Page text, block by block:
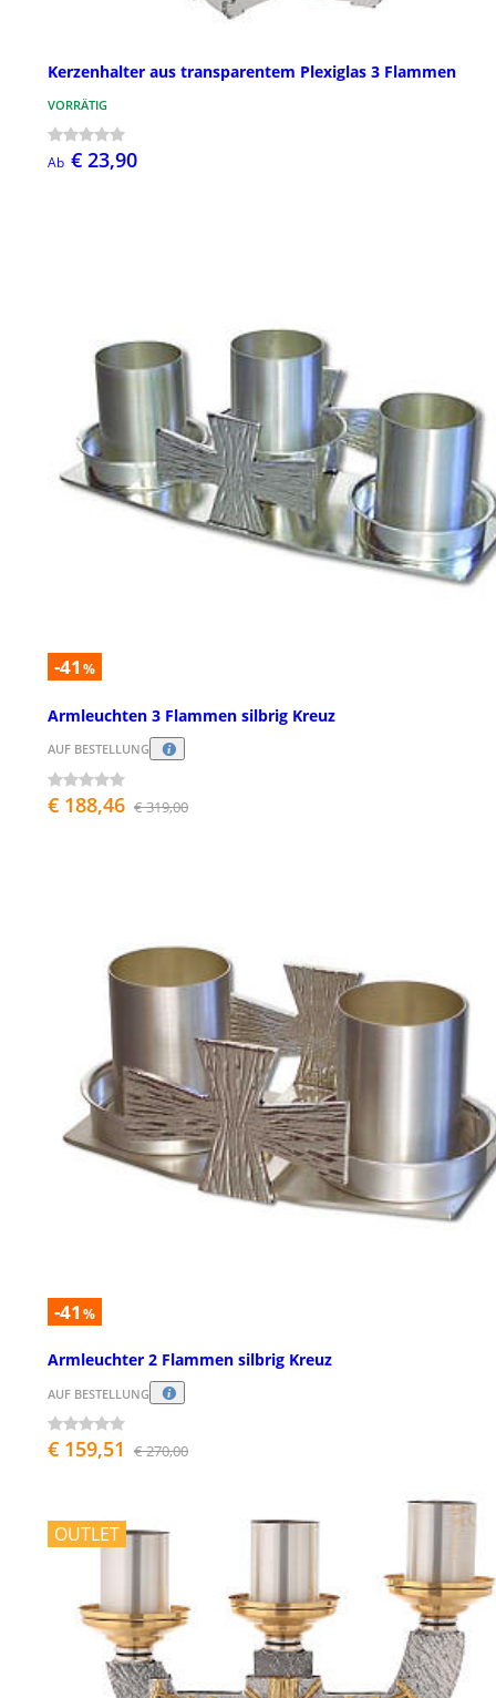
Kerzenhalter aus transparentem Plexiglas 3 Flammen
VORRÄTIG
Ab € 23,90
-41 %
Armleuchten 3 Flammen silbrig Kreuz
AUF BESTELLUNG
€ 188,46 € 319,00
-41 %
Armleuchter 2 Flammen silbrig Kreuz
AUF BESTELLUNG
€ 159,51 € 270,00
OUTLET